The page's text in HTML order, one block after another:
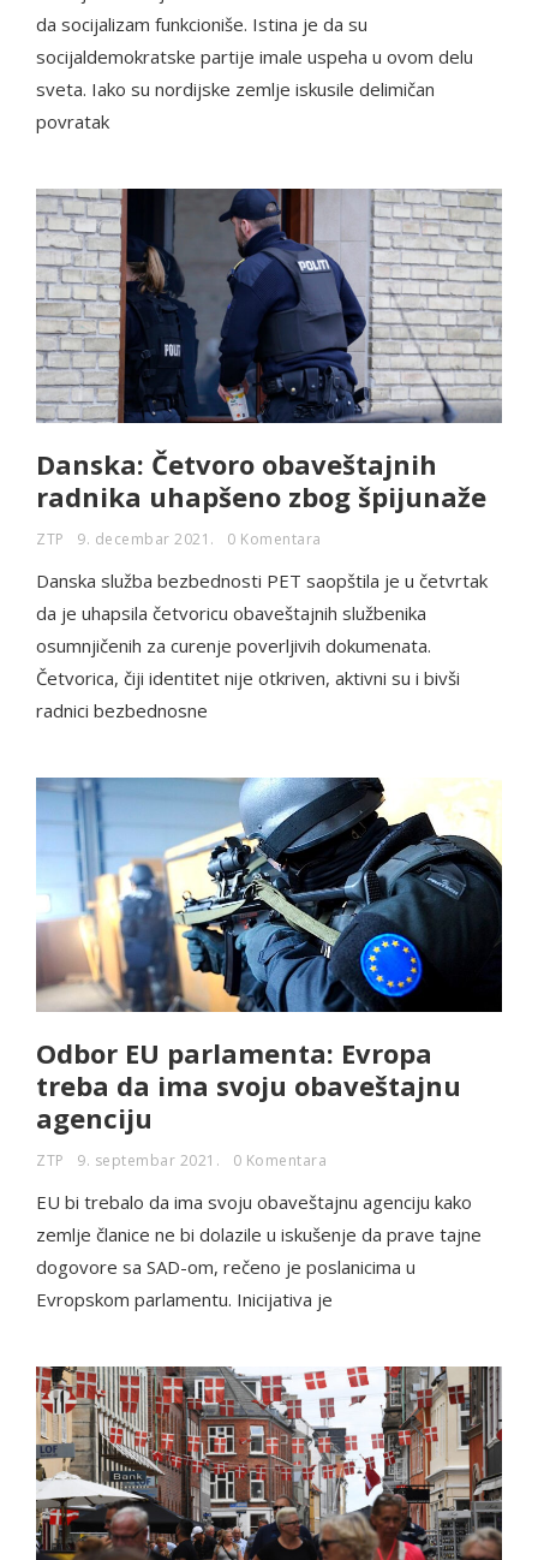
da socijalizam funkcioniše. Istina je da su
socijaldemokratske partije imale uspeha u ovom delu
sveta. Iako su nordijske zemlje iskusile delimičan
povratak
Danska: Četvoro obaveštajnih
radnika uhapšeno zbog špijunaže
ZTP 9. decembar 2021. 0 Komentara
Danska služba bezbednosti PET saopštila je u četvrtak
da je uhapsila četvoricu obaveštajnih službenika
osumnjičenih za curenje poverljivih dokumenata.
Četvorica, čiji identitet nije otkriven, aktivni su i bivši
radnici bezbednosne
Odbor EU parlamenta: Evropa
treba da ima svoju obaveštajnu
agenciju
ZTP 9. septembar 2021. 0 Komentara
EU bi trebalo da ima svoju obaveštajnu agenciju kako
zemlje članice ne bi dolazile u iskušenje da prave tajne
dogovore sa SAD-om, rečeno je poslanicima u
Evropskom parlamentu. Inicijativa je